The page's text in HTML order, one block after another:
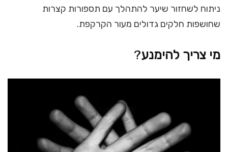
ניתוח לשחזור שיער להתהלך עם תספורות קצרות
שחושפות חלקים גדולים מעור הקרקפת.
מי צריך להימנע?